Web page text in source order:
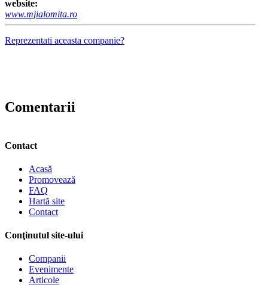
website:
www.mjialomita.ro
Reprezentati aceasta companie?
Comentarii
Contact
Acasă
Promovează
FAQ
Hartă site
Contact
Conţinutul site-ului
Companii
Evenimente
Articole